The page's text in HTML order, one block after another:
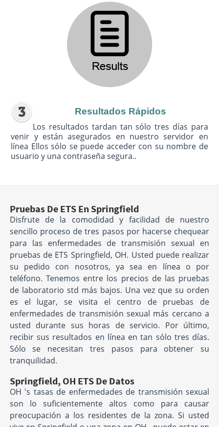
Resultados Rápidos
Los resultados tardan tan sólo tres días para
venir y están asegurados en nuestro servidor en
línea Ellos sólo se puede acceder con su nombre de
usuario y una contraseña segura..
Pruebas De ETS En Springfield
Disfrute de la comodidad y facilidad de nuestro
sencillo proceso de tres pasos por hacerse chequear
para las enfermedades de transmisión sexual en
pruebas de ETS Springfield, OH. Usted puede realizar
su pedido con nosotros, ya sea en línea o por
teléfono. Tenemos entre los precios de las pruebas
de laboratorio std más bajos. Una vez que su orden
es el lugar, se visita el centro de pruebas de
enfermedades de transmisión sexual más cercano a
usted durante sus horas de servicio. Por último,
recibir sus resultados en línea en tan sólo tres días.
Sólo se necesitan tres pasos para obtener su
tranquilidad.
Springfield, OH ETS De Datos
OH 's tasas de enfermedades de transmisión sexual
son lo suficientemente altos como para causar
preocupación a los residentes de la zona. Si usted